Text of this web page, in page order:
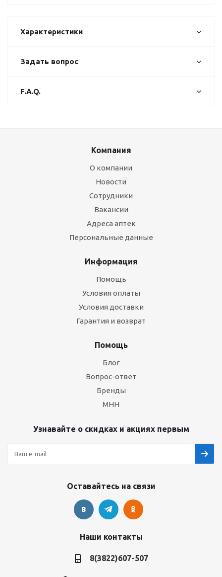
Характеристики
Задать вопрос
F.A.Q.
Компания
О компании
Новости
Сотрудники
Вакансии
Адреса аптек
Персональные данные
Информация
Помощь
Условия оплаты
Условия доставки
Гарантия и возврат
Помощь
Блог
Вопрос-ответ
Бренды
МНН
Узнавайте о скидках и акциях первым
Оставайтесь на связи
Наши контакты
8(3822)607-507